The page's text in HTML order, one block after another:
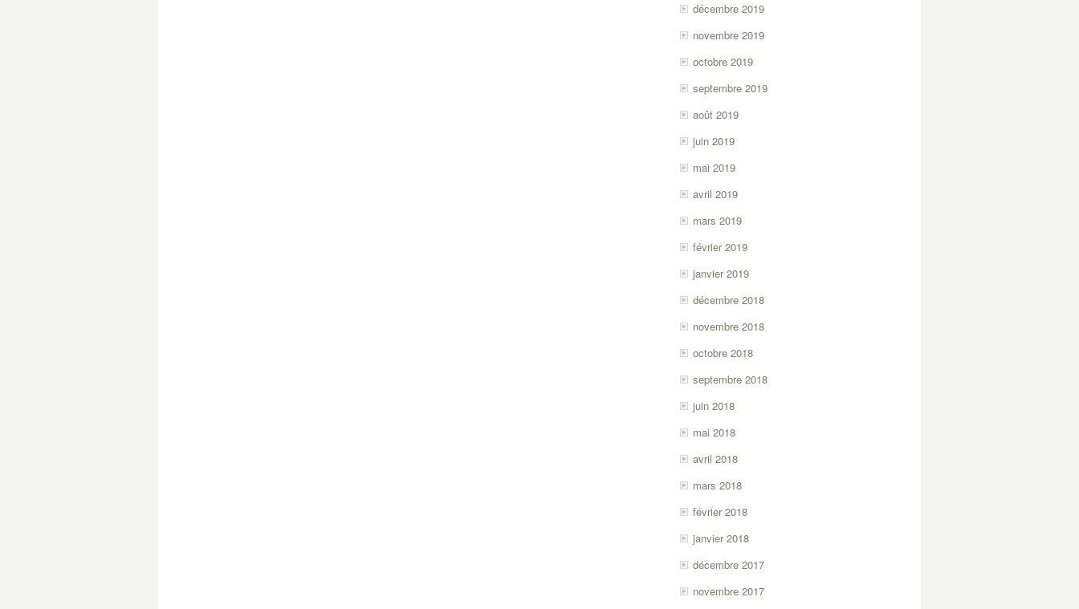
décembre 2019
novembre 2019
octobre 2019
septembre 2019
août 2019
juin 2019
mai 2019
avril 2019
mars 2019
février 2019
janvier 2019
décembre 2018
novembre 2018
octobre 2018
septembre 2018
juin 2018
mai 2018
avril 2018
mars 2018
février 2018
janvier 2018
décembre 2017
novembre 2017